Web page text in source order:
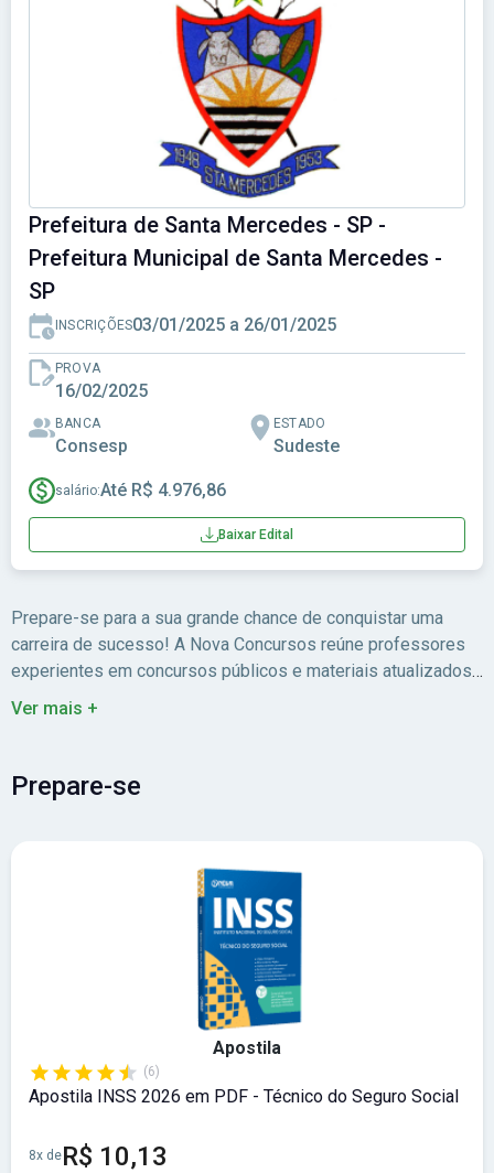
Prefeitura de Santa Mercedes - SP -
Prefeitura Municipal de Santa Mercedes -
SP
INSCRIÇÕES03/01/2025 a 26/01/2025
PROVA
16/02/2025
BANCA
Consesp
ESTADO
Sudeste
salário:Até R$ 4.976,86
Baixar Edital
Prepare-se para a sua grande chance de conquistar uma
carreira de sucesso! A Nova Concursos reúne professores
experientes em concursos públicos e materiais atualizados
para você estudar com foco no edital.
Ver mais +
Prepare-se
Apostila
(6)
Apostila INSS 2026 em PDF - Técnico do Seguro Social
8x deR$ 10,13